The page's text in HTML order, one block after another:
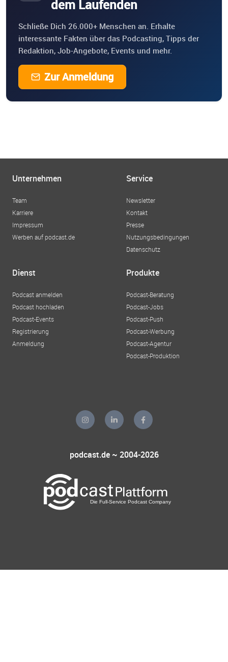
dem Laufenden
Schließe Dich 26.000+ Menschen an. Erhalte
interessante Fakten über das Podcasting, Tipps der
Redaktion, Job-Angebote, Events und mehr.
Zur Anmeldung
Unternehmen
Team
Karriere
Impressum
Werben auf podcast.de
Service
Newsletter
Kontakt
Presse
Nutzungsbedingungen
Datenschutz
Dienst
Podcast anmelden
Podcast hochladen
Podcast-Events
Registrierung
Anmeldung
Produkte
Podcast-Beratung
Podcast-Jobs
Podcast-Push
Podcast-Werbung
Podcast-Agentur
Podcast-Produktion
podcast.de ~ 2004-2026